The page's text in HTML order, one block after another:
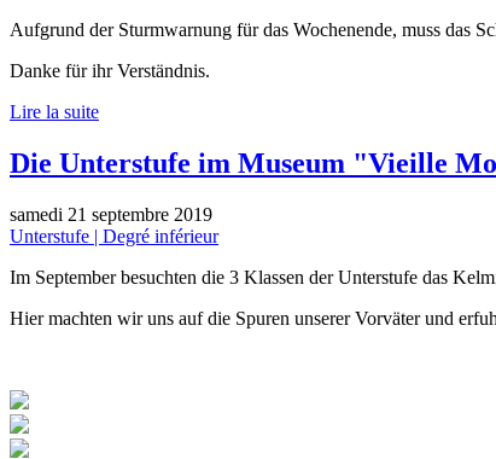
Aufgrund der Sturmwarnung für das Wochenende, muss das
Danke für ihr Verständnis.
Lire la suite
Die Unterstufe im Museum "Vieille
samedi 21 septembre 2019
Unterstufe | Degré inférieur
Im September besuchten die 3 Klassen der Unterstufe das
Hier machten wir uns auf die Spuren unserer Vorväter und